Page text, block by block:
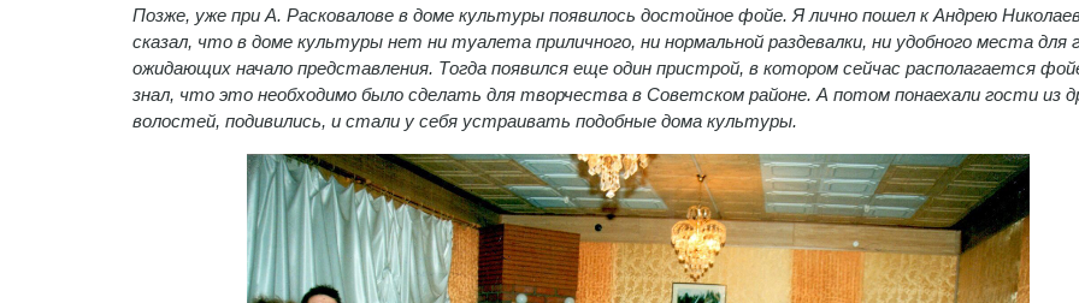
Позже, уже при А. Расковалове в доме культуры появилось достойное фойе. Я лично пошел к Андрею
сказал, что в доме культуры нет ни туалета приличного, ни нормальной раздевалки, ни удобного места для
ожидающих начало представления. Тогда появился еще один пристрой, в котором сейчас располагается
знал, что это необходимо было сделать для творчества в Советском районе. А потом понаехали гости из
волостей, подивились, и стали у себя устраивать подобные дома культуры.